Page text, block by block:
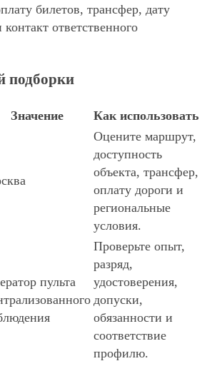
билетов, трансфер, дату
ответственного
подборки
Значение Как использовать
Оцените маршрут,
доступность
объекта, трансфер,
оплату дороги и
региональные
условия.
пульта
Проверьте опыт,
разряд,
удостоверения,
допуски,
обязанности и
соответствие
профилю.